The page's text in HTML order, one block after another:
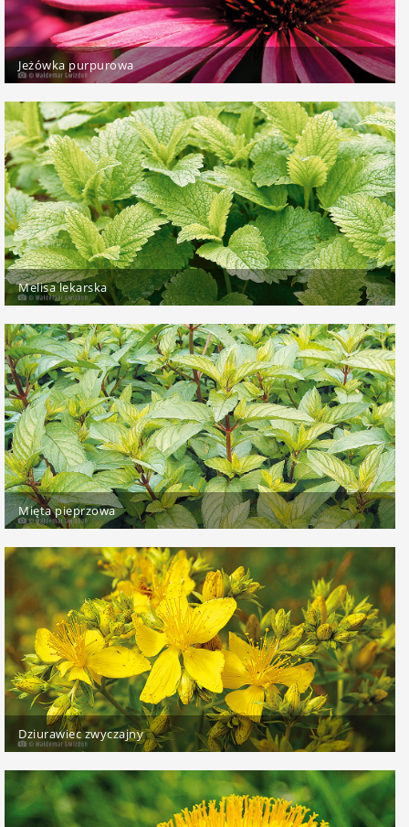
Jeżówka purpurowa
Melisa lekarska
Mięta pieprzowa
Dziurawiec zwyczajny